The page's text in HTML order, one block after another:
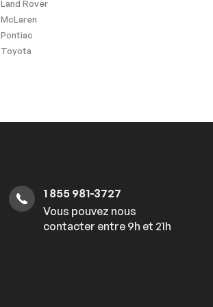
Land Rover
McLaren
Pontiac
Toyota
1 855 981-3727
Vous pouvez nous
contacter entre 9h et 21h